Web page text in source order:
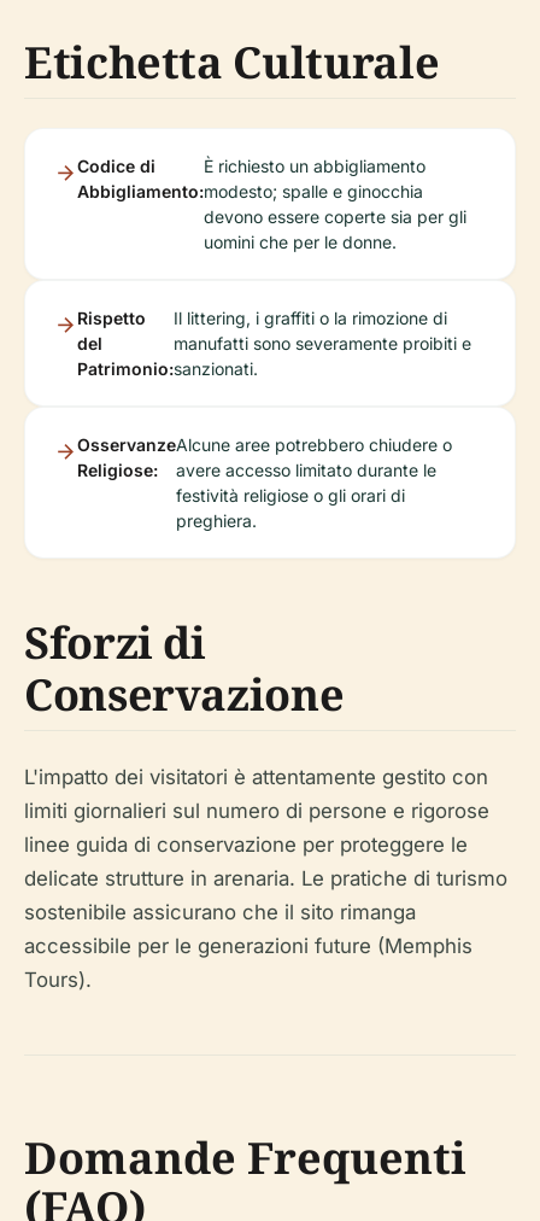
Etichetta Culturale
Codice di
Abbigliamento:
È richiesto un abbigliamento
modesto; spalle e ginocchia
devono essere coperte sia per gli
uomini che per le donne.
Rispetto
del
Patrimonio:
Il littering, i graffiti o la rimozione di
manufatti sono severamente proibiti e
sanzionati.
Osservanze
Religiose:
Alcune aree potrebbero chiudere o
avere accesso limitato durante le
festività religiose o gli orari di
preghiera.
Sforzi di
Conservazione
L'impatto dei visitatori è attentamente gestito con
limiti giornalieri sul numero di persone e rigorose
linee guida di conservazione per proteggere le
delicate strutture in arenaria. Le pratiche di turismo
sostenibile assicurano che il sito rimanga
accessibile per le generazioni future (Memphis
Tours).
Domande Frequenti
(FAQ)